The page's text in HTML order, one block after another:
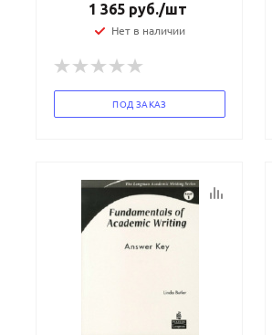
1 365 руб./шт
Нет в наличии
ПОД ЗАКАЗ